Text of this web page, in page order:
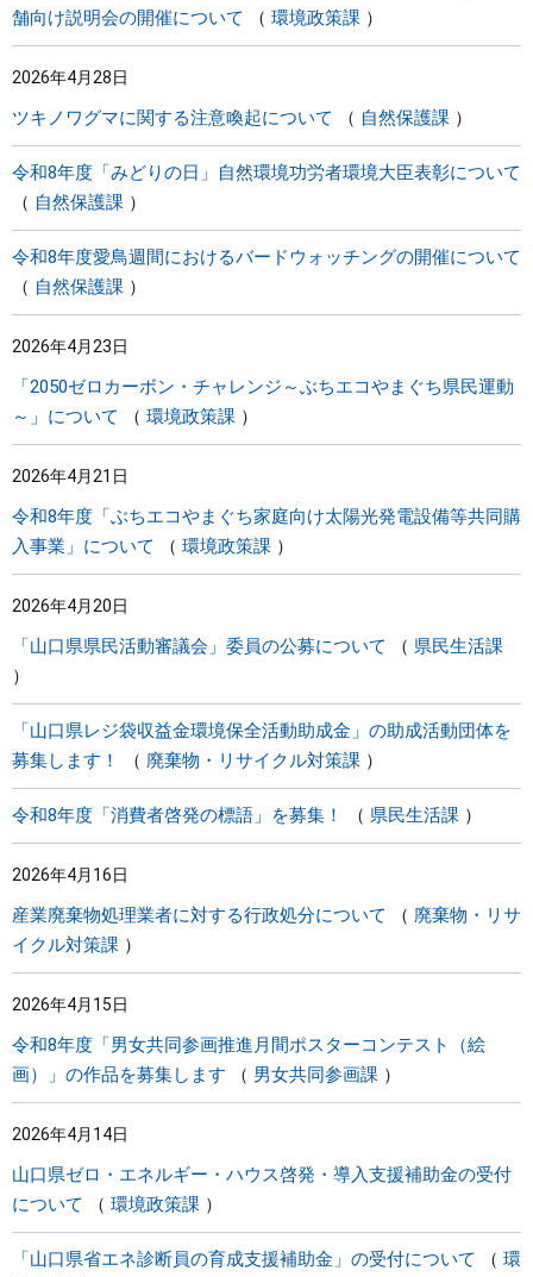
舗向け説明会の開催について
環境政策課
2026年4月28日
ツキノワグマに関する注意喚起について 自然保護課
令和8年度「みどりの日」自然環境功労者環境大臣表彰について
自然保護課
令和8年度愛鳥週間におけるバードウォッチングの開催について
自然保護課
2026年4月23日
「2050ゼロカーボン・チャレンジ～ぶちエコやまぐち県民運動
～」について
環境政策課
2026年4月21日
令和8年度「ぶちエコやまぐち家庭向け太陽光発電設備等共同購
入事業」について
環境政策課
2026年4月20日
「山口県県民活動審議会」委員の公募について 県民生活課
「山口県レジ袋収益金環境保全活動助成金」の助成活動団体を
募集します！
廃棄物・リサイクル対策課
令和8年度「消費者啓発の標語」を募集！ 県民生活課
2026年4月16日
産業廃棄物処理業者に対する行政処分について
廃棄物・リサ
イクル対策課
2026年4月15日
令和8年度「男女共同参画推進月間ポスターコンテスト（絵
画）」の作品を募集します
男女共同参画課
2026年4月14日
山口県ゼロ・エネルギー・ハウス啓発・導入支援補助金の受付
について
環境政策課
「山口県省エネ診断員の育成支援補助金」の受付について
環